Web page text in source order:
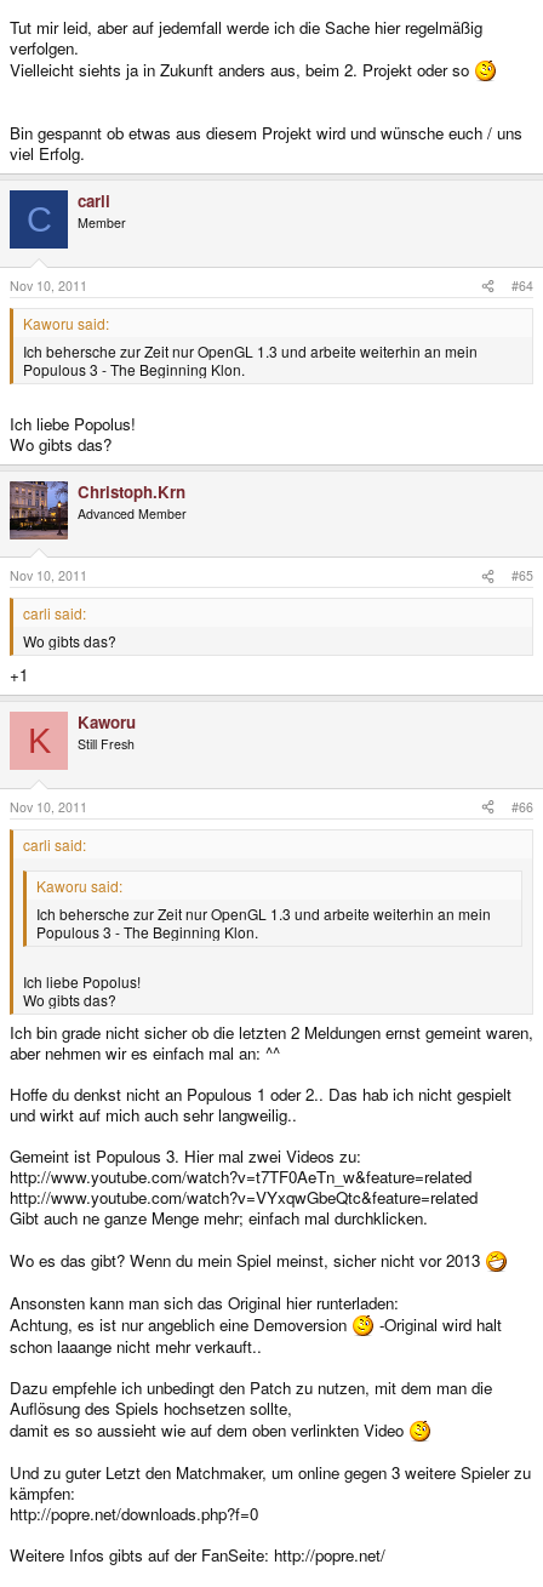
Tut mir leid, aber auf jedemfall werde ich die Sache hier regelmäßig
verfolgen.
Vielleicht siehts ja in Zukunft anders aus, beim 2. Projekt oder so
Bin gespannt ob etwas aus diesem Projekt wird und wünsche euch / uns
viel Erfolg.
C carli
Member
Nov 10, 2011 #64
Kaworu said:
Ich behersche zur Zeit nur OpenGL 1.3 und arbeite weiterhin an mein
Populous 3 - The Beginning Klon.
Ich liebe Popolus!
Wo gibts das?
Christoph.Krn
Advanced Member
Nov 10, 2011 #65
carli said:
Wo gibts das?
+1
K Kaworu
Still Fresh
Nov 10, 2011 #66
carli said:
Kaworu said:
Ich behersche zur Zeit nur OpenGL 1.3 und arbeite weiterhin an mein
Populous 3 - The Beginning Klon.
Ich liebe Popolus!
Wo gibts das?
Ich bin grade nicht sicher ob die letzten 2 Meldungen ernst gemeint waren,
aber nehmen wir es einfach mal an: ^^
Hoffe du denkst nicht an Populous 1 oder 2.. Das hab ich nicht gespielt
und wirkt auf mich auch sehr langweilig..
Gemeint ist Populous 3. Hier mal zwei Videos zu:
http://www.youtube.com/watch?v=t7TF0AeTn_w&feature=related
http://www.youtube.com/watch?v=VYxqwGbeQtc&feature=related
Gibt auch ne ganze Menge mehr; einfach mal durchklicken.
Wo es das gibt? Wenn du mein Spiel meinst, sicher nicht vor 2013
Ansonsten kann man sich das Original hier runterladen:
Achtung, es ist nur angeblich eine Demoversion
-Original wird halt
schon laaange nicht mehr verkauft..
Dazu empfehle ich unbedingt den Patch zu nutzen, mit dem man die
Auflösung des Spiels hochsetzen sollte,
damit es so aussieht wie auf dem oben verlinkten Video
Und zu guter Letzt den Matchmaker, um online gegen 3 weitere Spieler zu
kämpfen:
http://popre.net/downloads.php?f=0
Weitere Infos gibts auf der FanSeite: http://popre.net/